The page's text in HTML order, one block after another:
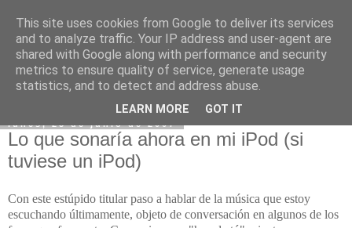
lunes, 25 de junio de 2007
Lo que sonaría ahora en mi iPod (si
tuviese un iPod)
Con este estúpido titular paso a hablar de la música que estoy
escuchando últimamente, objeto de conversación en algunos de los
This site uses cookies from Google to deliver its services
and to analyze traffic. Your IP address and user-agent are
shared with Google along with performance and security
metrics to ensure quality of service, generate usage
statistics, and to detect and address abuse.
LEARN MORE GOT IT